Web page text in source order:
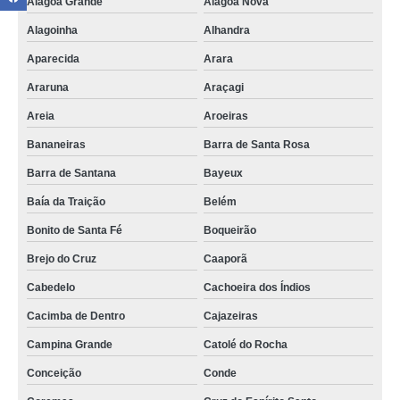
coworking para advogado Conde
locação de coworkings compartilhados advogados Mari
onde tem coworking advocacia Desterro
coworking para advogado contato Aracaju
onde tem coworking advocacia Paulista
coworking privativo advogados Cuité
coworking escritório de advocacia contato Guarabira
coworking compartilhado para advogados contato Mamanguape
locação de coworking escritório de advocacia Paulista
locação de coworking compartilhado para advogados Baía da Traição
Alagoinha Alhandra
Aparecida Arara
Araruna Araçagi
Areia Aroeiras
Bananeiras Barra de Santa Rosa
Barra de Santana Bayeux
Baía da Traição Belém
Bonito de Santa Fé Boqueirão
Brejo do Cruz Caaporã
Cabedelo Cachoeira dos Índios
Cacimba de Dentro Cajazeiras
Campina Grande Catolé do Rocha
Conceição Conde